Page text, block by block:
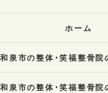
ホーム